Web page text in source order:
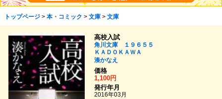
トップページ> 本・コミック > 文庫> 文庫
高校入試
角川文庫 １９６５５
ＫＡＤＯＫＡＷＡ
湊かなえ
価格
1,100円
発行年月
2016年03月